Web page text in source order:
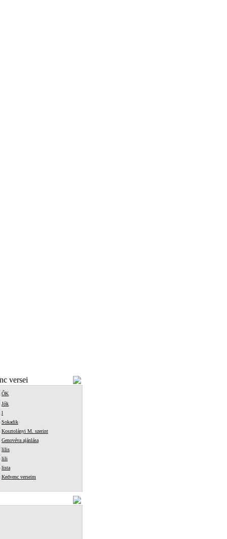
versei
ŐK
Jók
l
Sokadik
Kosztolányi M. szerint
Genovéva ajánlása
lilis
lili
lista
Kedvenc verseim